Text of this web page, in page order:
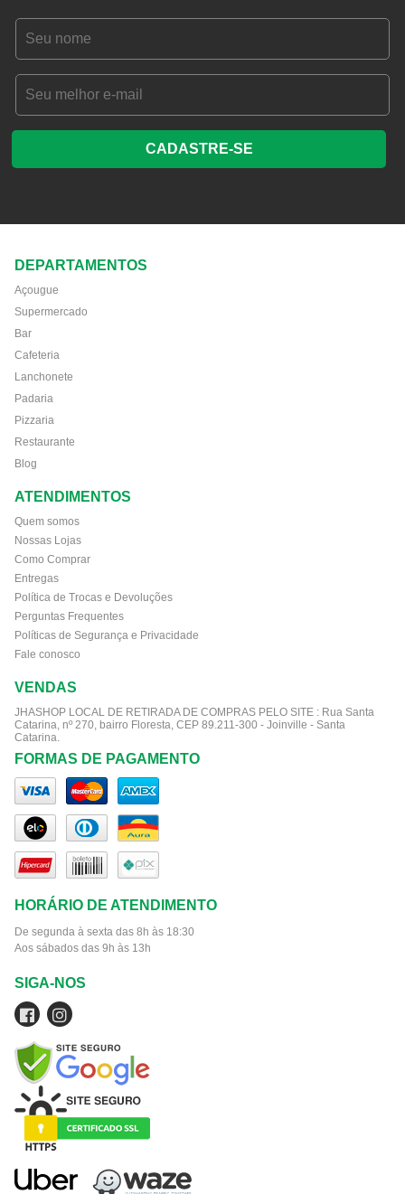
CADASTRE-SE
DEPARTAMENTOS
Açougue
Supermercado
Bar
Cafeteria
Lanchonete
Padaria
Pizzaria
Restaurante
Blog
ATENDIMENTOS
Quem somos
Nossas Lojas
Como Comprar
Entregas
Política de Trocas e Devoluções
Perguntas Frequentes
Políticas de Segurança e Privacidade
Fale conosco
VENDAS
JHASHOP LOCAL DE RETIRADA DE COMPRAS PELO SITE : Rua Santa
Catarina, nº 270, bairro Floresta, CEP 89.211-300 - Joinville - Santa
Catarina.
FORMAS DE PAGAMENTO
HORÁRIO DE ATENDIMENTO
De segunda à sexta das 8h às 18:30
Aos sábados das 9h às 13h
SIGA-NOS